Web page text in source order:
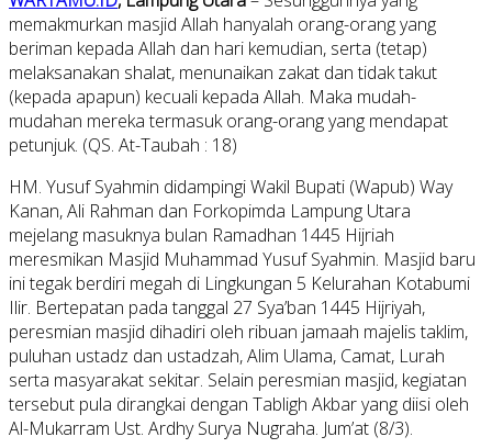
memakmurkan masjid Allah hanyalah orang-orang yang
beriman kepada Allah dan hari kemudian, serta (tetap)
melaksanakan shalat, menunaikan zakat dan tidak takut
(kepada apapun) kecuali kepada Allah. Maka mudah-
mudahan mereka termasuk orang-orang yang mendapat
petunjuk. (QS. At-Taubah : 18)
HM. Yusuf Syahmin didampingi Wakil Bupati (Wapub) Way
Kanan, Ali Rahman dan Forkopimda Lampung Utara
mejelang masuknya bulan Ramadhan 1445 Hijriah
meresmikan Masjid Muhammad Yusuf Syahmin. Masjid baru
ini tegak berdiri megah di Lingkungan 5 Kelurahan Kotabumi
Ilir. Bertepatan pada tanggal 27 Sya’ban 1445 Hijriyah,
peresmian masjid dihadiri oleh ribuan jamaah majelis taklim,
puluhan ustadz dan ustadzah, Alim Ulama, Camat, Lurah
serta masyarakat sekitar. Selain peresmian masjid, kegiatan
tersebut pula dirangkai dengan Tabligh Akbar yang diisi oleh
Al-Mukarram Ust. Ardhy Surya Nugraha. Jum’at (8/3).